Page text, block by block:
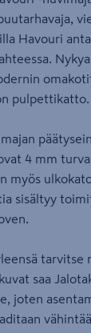
Havouri
pulpettikatto.
4 mm
myös
sisältyy
tarvitse
saa
joten